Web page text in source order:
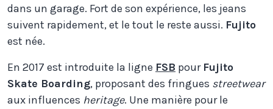
dans un garage. Fort de son expérience, les jeans
suivent rapidement, et le tout le reste aussi. Fujito
est née.
En 2017 est introduite la ligne FSB pour Fujito
Skate Boarding, proposant des fringues streetwear
aux influences heritage. Une manière pour le